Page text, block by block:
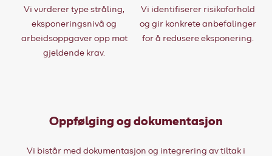
Vi vurderer type stråling,
eksponeringsnivå og
arbeidsoppgaver opp mot
gjeldende krav.
Vi identifiserer risikoforhold
og gir konkrete anbefalinger
for å redusere eksponering.
Oppfølging og dokumentasjon
Vi bistår med dokumentasjon og integrering av tiltak i